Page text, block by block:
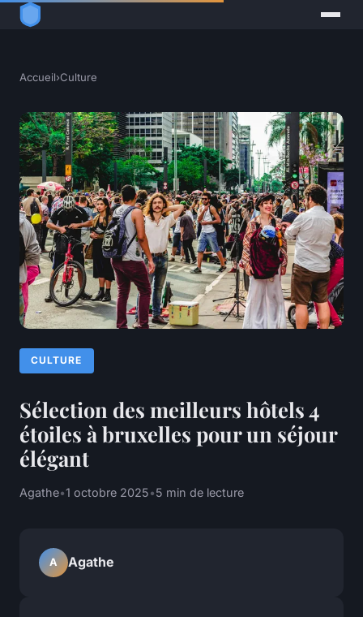
Accueil›Culture
CULTURE
Sélection des meilleurs hôtels 4
étoiles à bruxelles pour un séjour
élégant
Agathe•1 octobre 2025•5 min de lecture
A Agathe